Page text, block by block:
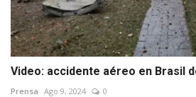
Video: accidente aéreo en Brasil
Prensa Ago 9, 2024 0